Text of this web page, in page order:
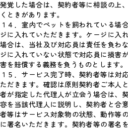
発覚した場合は、契約者等に相談の上
くときがあります。
１４．室内でペットを飼われている場
ジに入れていただきます。ケージに入
場合は、当社及び対応員は責任を負わ
ジに入れていない状態で対応員に損害
害を賠償する義務を負うものとします。
１５．サービス完了時、契約者等は対
ただきます。確認は原則契約者ご本人
者が指定した代理人が立会う場合は、
容を当該代理人に説明し、契約者と合
者等はサービス対象物の状態、動作等
に署名いただきます。契約者等の署名